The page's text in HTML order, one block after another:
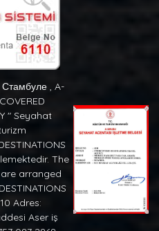
, A-
" Seyahat
The
arranged
Adres:
Aser iş